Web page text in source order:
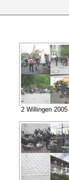
2 Willingen 2005